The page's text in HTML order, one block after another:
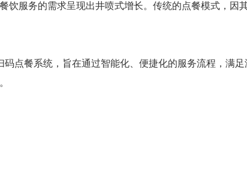
饮服务的需求呈现出井喷式增长。传统的点餐模式，因
点餐系统，旨在通过智能化、便捷化的服务流程，满